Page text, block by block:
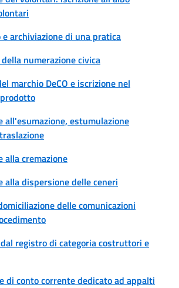
archiviazione di una pratica
numerazione civica
marchio DeCO e iscrizione nel
all'esumazione, estumulazione
alla cremazione
alla dispersione delle ceneri
delle comunicazioni
registro di categoria costruttori e
di conto corrente dedicato ad appalti